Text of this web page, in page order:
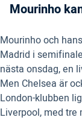
Mourinho
Mourinho och
Madrid i
nästa onsdag, en
Men Chelsea är
London-klubben
Liverpool, med tre